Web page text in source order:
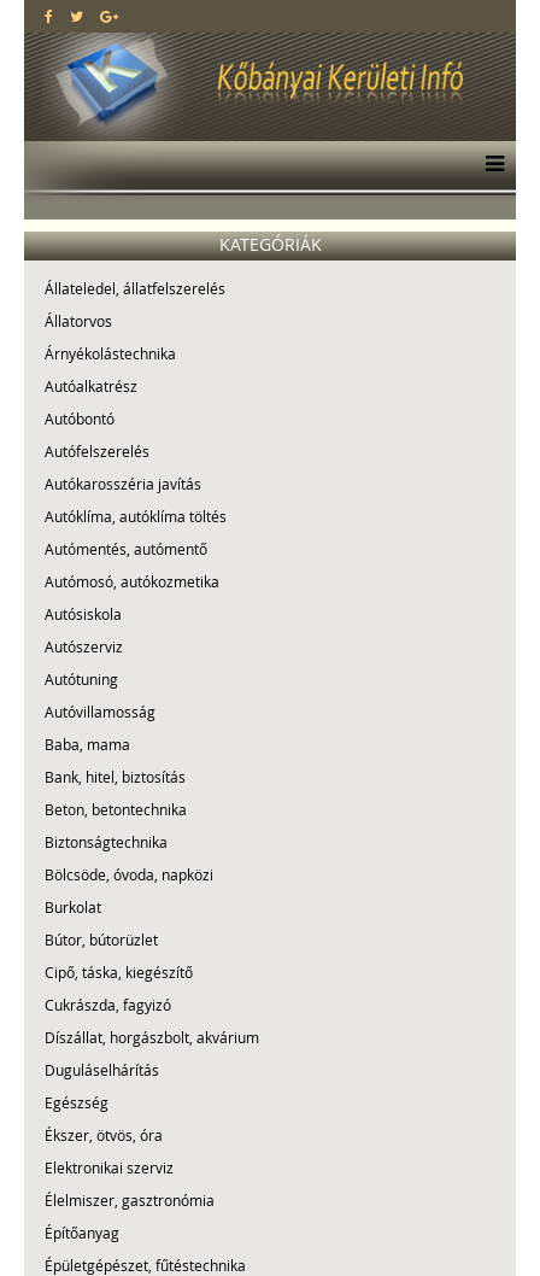
KATEGÓRIÁK
Állateledel, állatfelszerelés
Állatorvos
Árnyékolástechnika
Autóalkatrész
Autóbontó
Autófelszerelés
Autókarosszéria javítás
Autóklíma, autóklíma töltés
Autómentés, autómentő
Autómosó, autókozmetika
Autósiskola
Autószerviz
Autótuning
Autóvillamosság
Baba, mama
Bank, hitel, biztosítás
Beton, betontechnika
Biztonságtechnika
Bölcsöde, óvoda, napközi
Burkolat
Bútor, bútorüzlet
Cipő, táska, kiegészítő
Cukrászda, fagyizó
Díszállat, horgászbolt, akvárium
Duguláselhárítás
Egészség
Ékszer, ötvös, óra
Elektronikai szerviz
Élelmiszer, gasztronómia
Építőanyag
Épületgépészet, fűtéstechnika